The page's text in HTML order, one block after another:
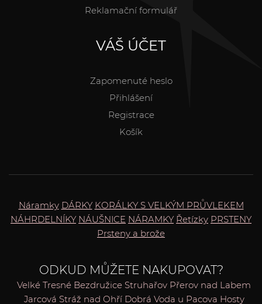
Reklamační formulář
VÁŠ ÚČET
Zapomenuté heslo
Přihlášení
Registrace
Košík
Náramky DÁRKY KORÁLKY S VELKÝM PRŮVLEKEM
NÁHRDELNÍKY NÁUŠNICE NÁRAMKY Řetízky PRSTENY
Prsteny a brože
ODKUD MŮŽETE NAKUPOVAT?
Velké Tresné Bezdružice Struhařov Přerov nad Labem
Jarcová Stráž nad Ohří Dobrá Voda u Pacova Hosty